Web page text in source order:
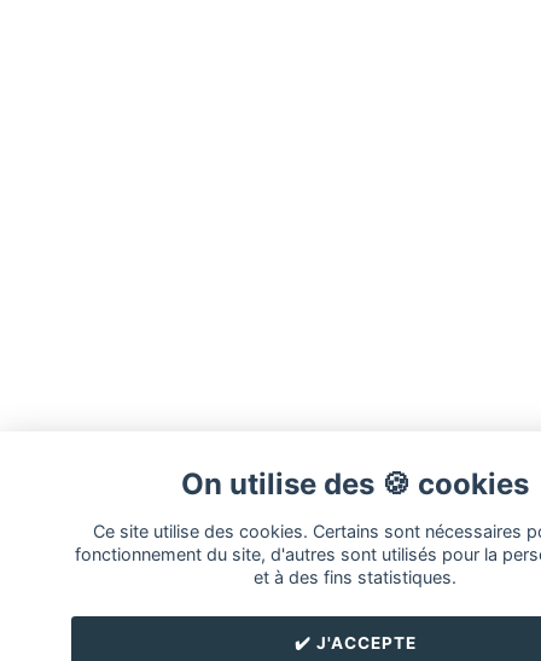
On utilise des 🍪 cookies
Ce site utilise des cookies. Certains sont nécessaires
fonctionnement du site, d'autres sont utilisés pour la
et à des fins statistiques.
✔️ J'ACCEPTE